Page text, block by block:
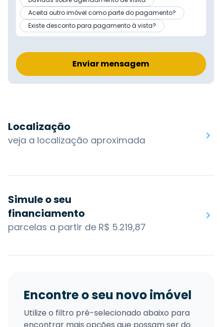
Aceita outro imóvel como parte do pagamento?
Existe desconto para pagamento à vista?
Enviar mensagem
Localização
veja a localização aproximada
Simule o seu
financiamento
parcelas a partir de R$ 5.219,87
Encontre o seu novo imóvel
Utilize o filtro pré-selecionado abaixo para
encontrar mais opções que possam ser do